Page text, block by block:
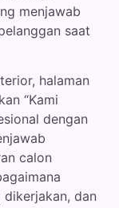
menjawab
saat
halaman
“Kami
dengan
calon
dan